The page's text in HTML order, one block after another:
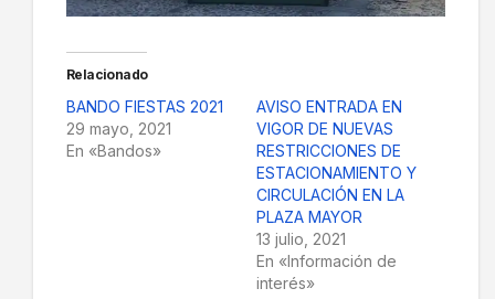
Relacionado
BANDO FIESTAS 2021
29 mayo, 2021
En «Bandos»
AVISO ENTRADA EN
VIGOR DE NUEVAS
RESTRICCIONES DE
ESTACIONAMIENTO Y
CIRCULACIÓN EN LA
PLAZA MAYOR
13 julio, 2021
En «Información de
interés»